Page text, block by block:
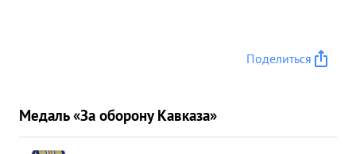
Поделиться
Медаль «За оборону Кавказа»